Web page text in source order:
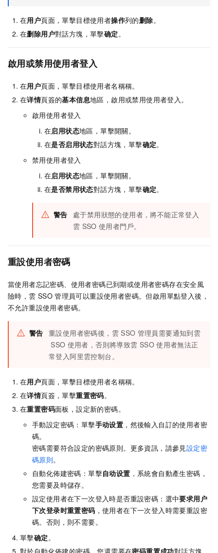
在用户頁面，單擊目標使用者操作列的删除。
在删除用户對話方塊，單擊确定 。
啟用或禁用使用者登入
在用户頁面，單擊目標使用者名稱稱。
在详情頁簽的基本信息地區，啟用或禁用使用者登入。
啟用使用者登入
在启用状态地區，單擊開關。
在是否启用状态對話方塊，單擊确定。
禁用使用者登入
在启用状态地區，單擊開關。
在是否禁用状态對話方塊，單擊确定。
警告
處于禁用狀態的使用者，將不能正常登入
雲 SSO 使用者門戶。
重設使用者密碼
當使用者忘記密碼、使用者密碼已到期或使用者密碼存在安全風
險時，雲 SSO 管理員可以重設使用者密碼。但啟用單點登入後，
不允許重設使用者密碼。
警告 重設使用者密碼後，雲 SSO 管理員需要通知到雲
SSO 使用者，否則將導致雲 SSO 使用者無法正
常登入阿里雲控制台。
在用户頁面，單擊目標使用者名稱稱。
在详情頁簽，單擊重置密码。
在重置密码面板，設定新的密碼。
手動設定密碼：單擊手动设置 ，然後輸入自訂的使用者密
碼。
密碼需要符合設定的密碼原則。更多資訊，請參見設定密
碼原則。
自動化佈建密碼：單擊自动设置 ，系統會自動產生密碼，
您需要及時儲存。
設定使用者在下一次登入時是否重設密碼：選中要求用户
下次登录时重置密码 ，使用者在下一次登入時需要重設密
碼。否則，則不需要。
單擊确定 。
對於自動化佈建的密碼，您還需要在密码重置成功對話方塊，